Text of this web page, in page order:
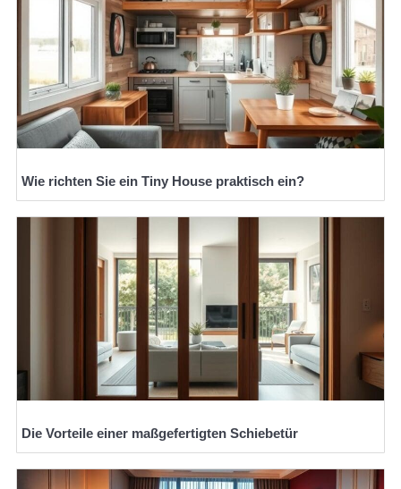
Wie richten Sie ein Tiny House praktisch ein?
Die Vorteile einer maßgefertigten Schiebetür